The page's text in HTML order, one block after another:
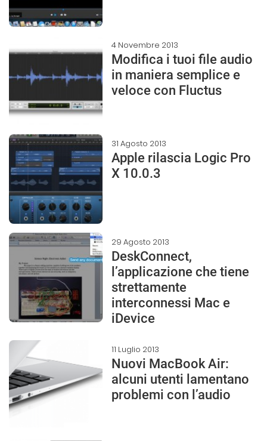
4 Novembre 2013
Modifica i tuoi file audio
in maniera semplice e
veloce con Fluctus
31 Agosto 2013
Apple rilascia Logic Pro
X 10.0.3
29 Agosto 2013
DeskConnect,
l’applicazione che tiene
strettamente
interconnessi Mac e
iDevice
11 Luglio 2013
Nuovi MacBook Air:
alcuni utenti lamentano
problemi con l’audio